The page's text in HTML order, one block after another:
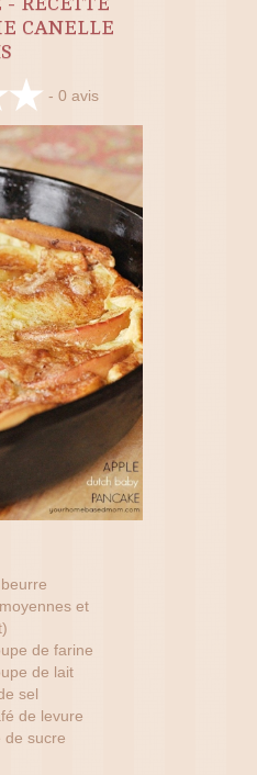
CANELLE
- 0 avis
et
de farine
de lait
sel
de levure
de sucre